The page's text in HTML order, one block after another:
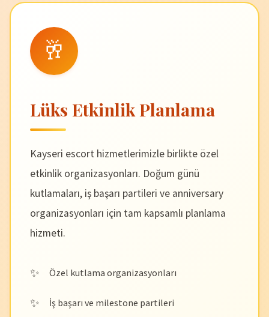
🥂
Lüks Etkinlik Planlama
Kayseri escort hizmetlerimizle birlikte özel
etkinlik organizasyonları. Doğum günü
kutlamaları, iş başarı partileri ve anniversary
organizasyonları için tam kapsamlı planlama
hizmeti.
Özel kutlama organizasyonları
İş başarı ve milestone partileri